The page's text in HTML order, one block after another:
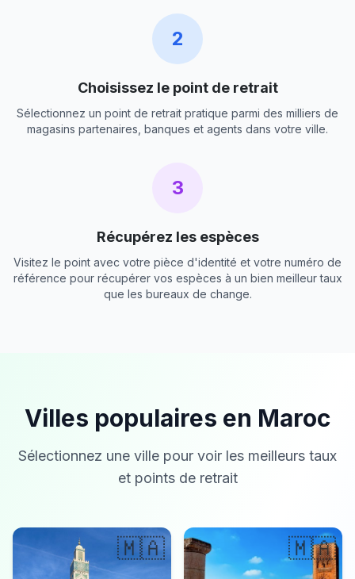
2
Choisissez le point de retrait
Sélectionnez un point de retrait pratique parmi des milliers de
magasins partenaires, banques et agents dans votre ville.
3
Récupérez les espèces
Visitez le point avec votre pièce d'identité et votre numéro de
référence pour récupérer vos espèces à un bien meilleur taux
que les bureaux de change.
Villes populaires en Maroc
Sélectionnez une ville pour voir les meilleurs taux
et points de retrait
🇲🇦 🇲🇦